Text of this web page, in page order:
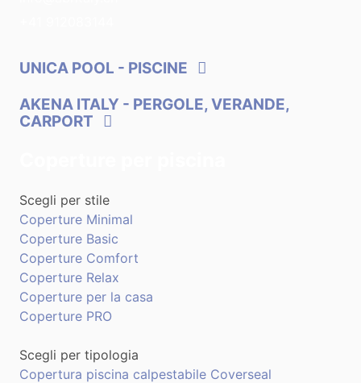
UNICA POOL - PISCINE
AKENA ITALY - PERGOLE, VERANDE,
CARPORT
Scegli per stile
Coperture Minimal
Coperture Basic
Coperture Comfort
Coperture Relax
Coperture per la casa
Coperture PRO
Scegli per tipologia
Copertura piscina calpestabile Coverseal